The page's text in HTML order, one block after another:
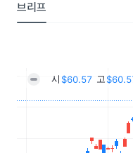
브리프